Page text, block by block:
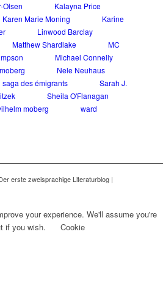
Olsen
Kalayna Price
Karen Marie Moning
Karine
Linwood Barclay
Matthew Shardlake
MC
Michael Connelly
moberg
Nele Neuhaus
saga des émigrants
Sarah J.
Sheila O'Flanagan
moberg ward
erste zweisprachige Literaturblog |
your experience. We'll assume you're
if you wish.
Cookie